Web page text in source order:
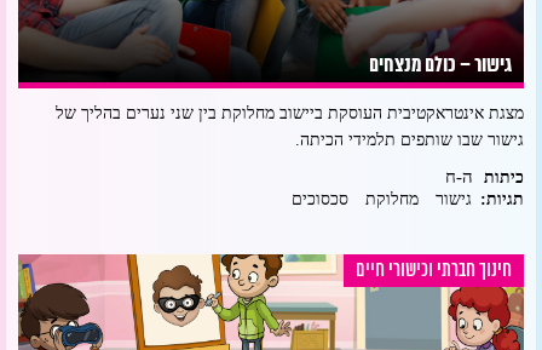
גישור – כולם מנצחים
מצגת אינטראקטיבית העוסקת ביישוב מחלוקת בין שני נערים בהליך של
גישור שבו שותפים תלמידי הכיתה.
כיתות ה-ח
תגיות: גישור מחלוקת סכסוכים
חינוך חברתי וכישורי חיים